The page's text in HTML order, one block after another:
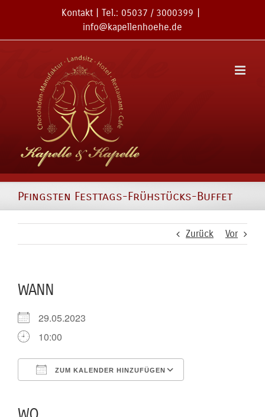
Kontakt | Tel.: 05037 / 3000399
info@kapellenhoehe.de
Pfingsten Festtags-Frühstücks-Buffet
Zurück Vor
WANN
29.05.2023
10:00
ZUM KALENDER HINZUFÜGEN